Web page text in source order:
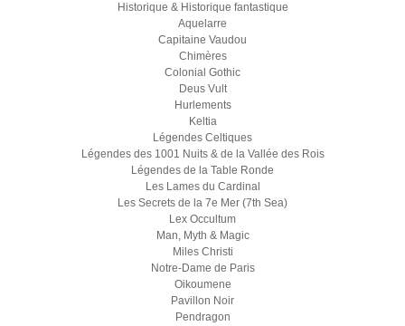
Historique & Historique fantastique
Aquelarre
Capitaine Vaudou
Chimères
Colonial Gothic
Deus Vult
Hurlements
Keltia
Légendes Celtiques
Légendes des 1001 Nuits & de la Vallée des Rois
Légendes de la Table Ronde
Les Lames du Cardinal
Les Secrets de la 7e Mer (7th Sea)
Lex Occultum
Man, Myth & Magic
Miles Christi
Notre-Dame de Paris
Oikoumene
Pavillon Noir
Pendragon